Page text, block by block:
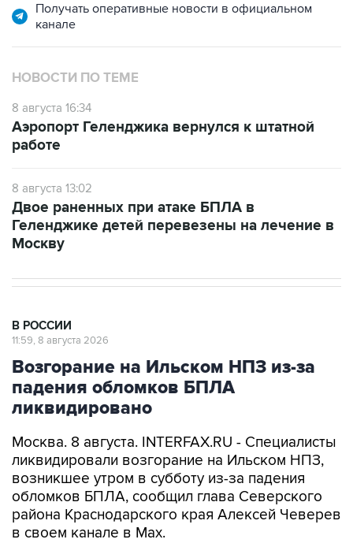
Получать оперативные новости в официальном
канале
НОВОСТИ ПО ТЕМЕ
8 августа 16:34
Аэропорт Геленджика вернулся к штатной
работе
8 августа 13:02
Двое раненных при атаке БПЛА в
Геленджике детей перевезены на лечение в
Москву
В РОССИИ
11:59, 8 августа 2026
Возгорание на Ильском НПЗ из-за
падения обломков БПЛА
ликвидировано
Москва. 8 августа. INTERFAX.RU - Специалисты
ликвидировали возгорание на Ильском НПЗ,
возникшее утром в субботу из-за падения
обломков БПЛА, сообщил глава Северского
района Краснодарского края Алексей Чеверев
в своем канале в Max.